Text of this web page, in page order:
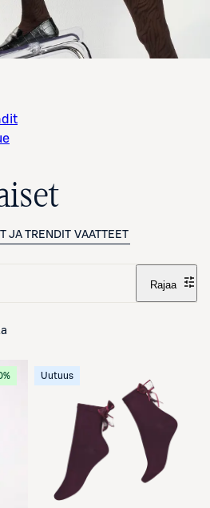
JA TRENDIT VAATTEET
Rajaa
Uutuus